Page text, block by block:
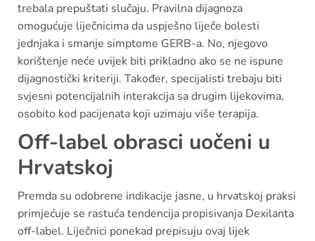
trebala prepuštati slučaju. Pravilna dijagnoza
omogućuje liječnicima da uspješno liječe bolesti
jednjaka i smanje simptome GERB-a. No, njegovo
korištenje neće uvijek biti prikladno ako se ne ispune
dijagnostički kriteriji. Također, specijalisti trebaju biti
svjesni potencijalnih interakcija sa drugim lijekovima,
osobito kod pacijenata koji uzimaju više terapija.
Off-label obrasci uočeni u
Hrvatskoj
Premda su odobrene indikacije jasne, u hrvatskoj praksi
primjećuje se rastuća tendencija propisivanja Dexilanta
off-label. Liječnici ponekad prepisuju ovaj lijek